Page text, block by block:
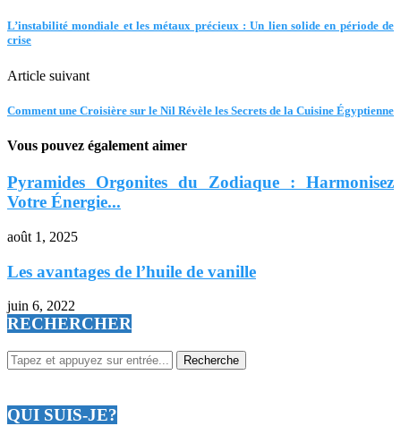
L’instabilité mondiale et les métaux précieux : Un lien solide en période de
crise
Article suivant
Comment une Croisière sur le Nil Révèle les Secrets de la Cuisine Égyptienne
Vous pouvez également aimer
Pyramides Orgonites du Zodiaque : Harmonisez
Votre Énergie...
août 1, 2025
Les avantages de l’huile de vanille
juin 6, 2022
RECHERCHER
QUI SUIS-JE?